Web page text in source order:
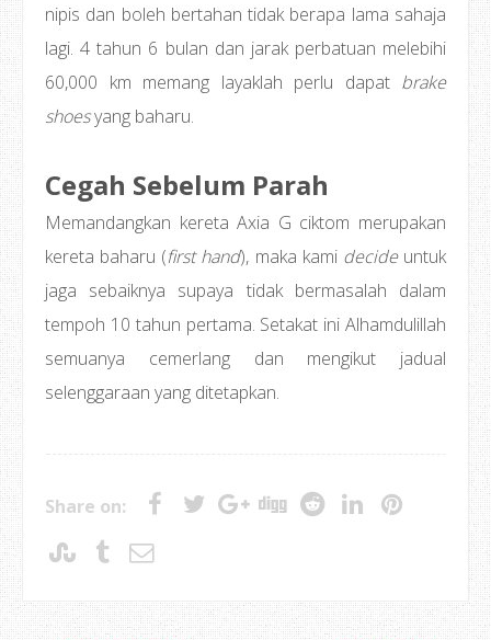
nipis dan boleh bertahan tidak berapa lama sahaja
lagi. 4 tahun 6 bulan dan jarak perbatuan melebihi
60,000 km memang layaklah perlu dapat brake
shoesyang baharu.
Cegah Sebelum Parah
Memandangkan kereta Axia G ciktom merupakan
kereta baharu (first hand), maka kami decideuntuk
jaga sebaiknya supaya tidak bermasalah dalam
tempoh 10 tahun pertama. Setakat ini Alhamdulillah
semuanya cemerlang dan mengikut jadual
selenggaraan yang ditetapkan.
Share on: